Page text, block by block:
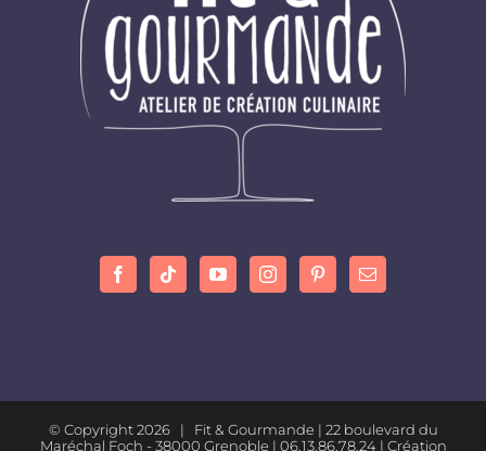
© Copyright2026 | Fit & Gourmande | 22 boulevard du
Maréchal Foch - 38000 Grenoble | 06.13.86.78.24 | Création